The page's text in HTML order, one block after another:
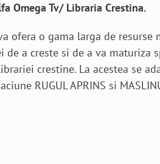
Omega Tv/ Libraria Crestina.
ofera o gama larga de
de a creste si de a va
crestine. La acestea se
RUGUL APRINS si